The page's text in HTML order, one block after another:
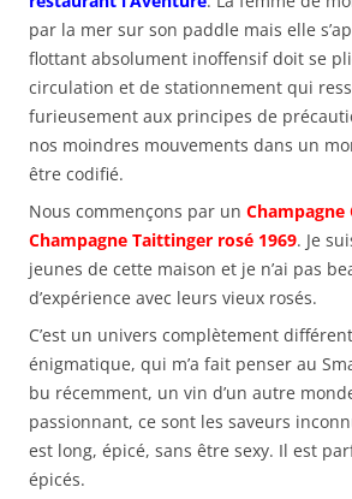
par la mer sur son paddle mais elle
flottant absolument inoffensif doit se
circulation et de stationnement qui
furieusement aux principes de
nos moindres mouvements dans un
être codifié.
Nous commençons par un Champagne
Champagne Taittinger rosé 1969. Je
jeunes de cette maison et je n’ai pas
d’expérience avec leurs vieux rosés.
C’est un univers complètement
énigmatique, qui m’a fait penser au
bu récemment, un vin d’un autre
passionnant, ce sont les saveurs
est long, épicé, sans être sexy. Il est
épicés.